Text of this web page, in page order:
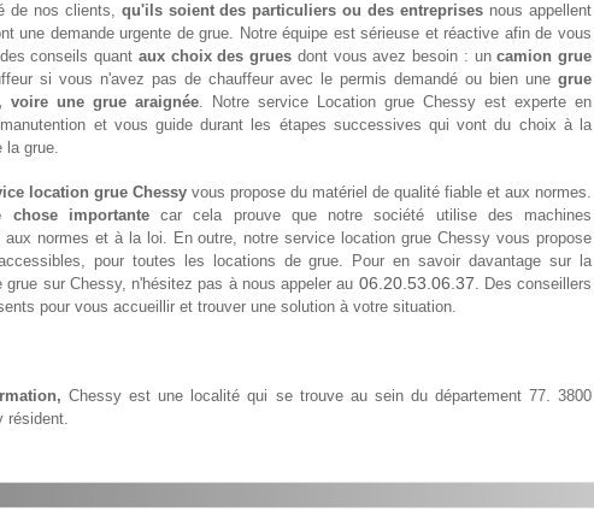
de nos clients, qu'ils soient des particuliers ou des entreprises nous appellent
une demande urgente de grue. Notre équipe est sérieuse et réactive afin de vous
conseils quant aux choix des grues dont vous avez besoin : uncamion grue
si vous n'avez pas de chauffeur avec le permis demandé ou bien une grue
voire une grue araignée. Notre service Location grue Chessy est experte en
et vous guide durant les étapes successives qui vont du choix à la
la grue.
location grue Chessy vous propose du matériel de qualité fiable et aux normes.
chose importantecar cela prouve que notre société utilise des machines
aux normes et à la loi. En outre, notre service location grue Chessy vous propose
pour toutes les locations de grue. Pour en savoir davantage sur la
grue sur Chessy, n'hésitez pas à nous appeler au 06.20.53.06.37. Des conseillers
pour vous accueillir et trouver une solution à votre situation.
Chessy est une localité qui se trouve au sein du département 77. 3800
résident.